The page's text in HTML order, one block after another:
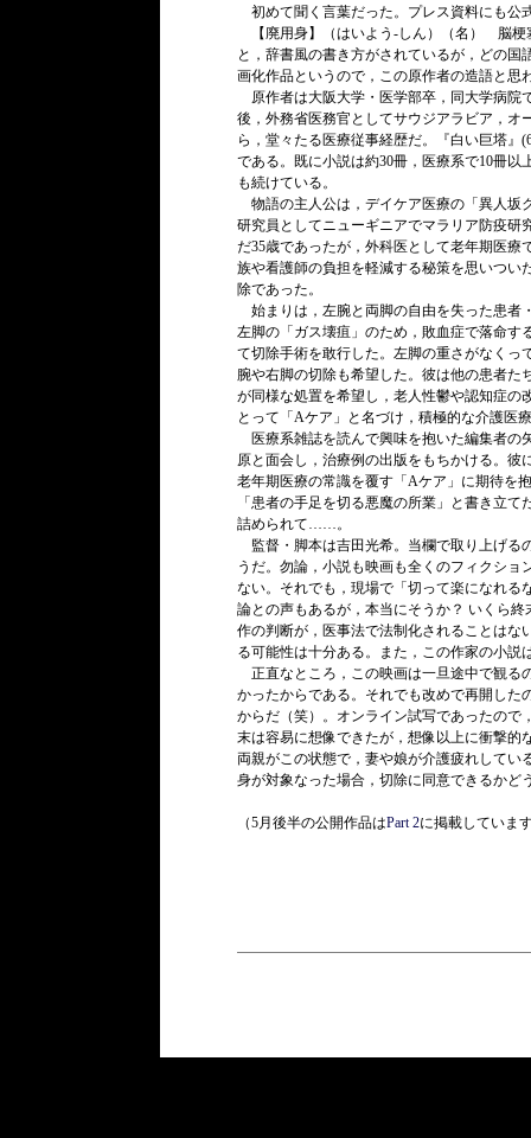
初めて聞く言葉だった。プレス資料にも公
【廃用身】（はいよう-しん）（名） 脳梗
と，辞書風の書き方がされているが，どの
画化作品というので，この原作者の造語と思
原作者は大阪大学・医学部卒，同大学病院
後，外務省医務官としてサウジアラビア，オ
ら，堂々たる医療従事経歴だ。『白い巨塔』
である。既に小説は約30冊，医療系で10冊
も続けている。
物語の主人公は，デイケア医療の「異人坂
研究員としてニューギニアでマラリア防疫研
だ35歳であったが，外科医として老年期医
族や看護師の負担を軽減する秘策を思いつい
除であった。
始まりは，左腕と両脚の自由を失った患者
左脚の「ガス壊疽」のため，敗血症で落命す
て切除手術を敢行した。左脚の重さがなくっ
腕や右脚の切除も希望した。彼は他の患者
が同様な処置を希望し，老人性鬱や認知症の
とって「Aケア」と名づけ，積極的な介護医
医療系雑誌を読んで興味を抱いた編集者の
原と面会し，治療例の出版をもちかける。
老年期医療の常識を覆す「Aケア」に期待を
「患者の手足を切る悪魔の所業」と書き立
詰められて……。
監督・脚本は吉田光希。当欄で取り上げる
うだ。勿論，小説も映画も全くのフィクシ
ない。それでも，現場で「切って楽になれ
論との声もあるが，本当にそうか？ いくら
作の判断が，医事法で法制化されることはな
る可能性は十分ある。また，この作家の小
正直なところ，この映画は一旦途中で観る
かったからである。それでも改めで再開した
からだ（笑）。オンライン試写であったので
末は容易に想像できたが，想像以上に衝撃
両親がこの状態で，妻や娘が介護疲れしてい
身が対象なった場合，切除に同意できるかど
（5月後半の公開作品はPart 2に掲載していま